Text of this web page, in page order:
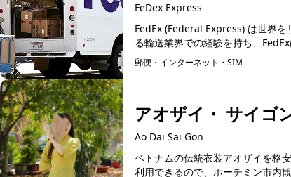
FeDex Express
FedEx (Federal Express) は世界
る輸送業界での経験を持ち、
郵便・インターネット・SIM
アオザイ・ サイゴ
Ao Dai Sai Gon
ベトナムの伝統衣装アオザイを格
利用できるので、ホーチミン市内